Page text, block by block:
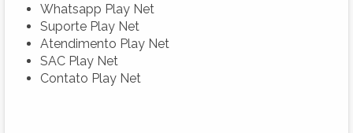
Whatsapp Play Net
Suporte Play Net
Atendimento Play Net
SAC Play Net
Contato Play Net